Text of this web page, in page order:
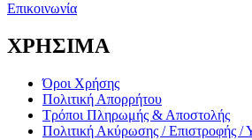
Επικοινωνία
ΧΡΗΣΙΜΑ
Όροι Χρήσης
Πολιτική Απορρήτου
Τρόποι Πληρωμής & Αποστολής
Πολιτική Ακύρωσης / Επιστροφής /